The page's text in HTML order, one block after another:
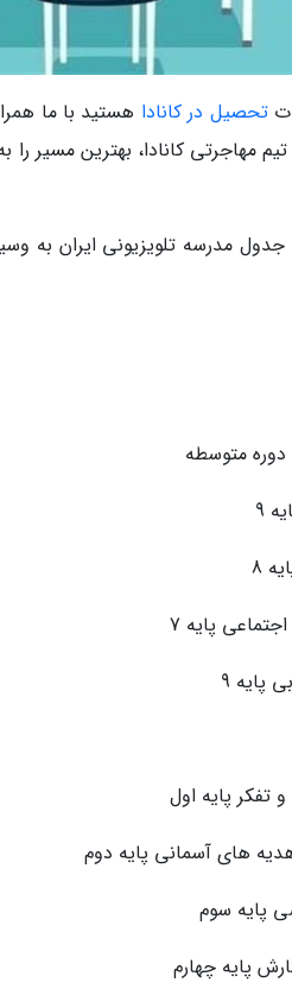
تحصیل در کانادا هستید با ما
مهاجرتی کانادا، بهترین مسیر